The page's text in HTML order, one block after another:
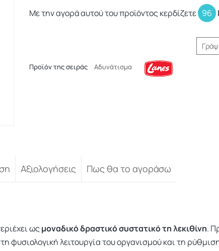
Με την αγορά αυτού του προϊόντος κερδίζετε 96
Προϊόν της σειράς Αδυνάτισμα
Αξιολογήσεις Πως θα το αγοράσω
ωςμοναδικό δραστικό συστατικό τη λεκιθίνη.
φυσιολογική λειτουργία του οργανισμού και τη